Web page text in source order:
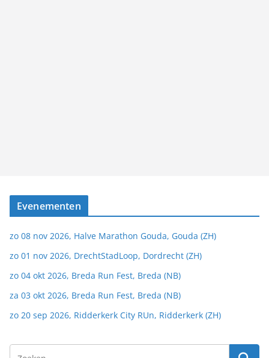
Evenementen
zo 08 nov 2026, Halve Marathon Gouda, Gouda (ZH)
zo 01 nov 2026, DrechtStadLoop, Dordrecht (ZH)
zo 04 okt 2026, Breda Run Fest, Breda (NB)
za 03 okt 2026, Breda Run Fest, Breda (NB)
zo 20 sep 2026, Ridderkerk City RUn, Ridderkerk (ZH)